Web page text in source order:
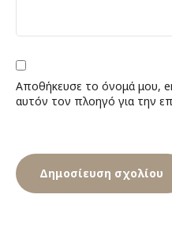
Αποθήκευσε το όνομά μου,
αυτόν τον πλοηγό για την